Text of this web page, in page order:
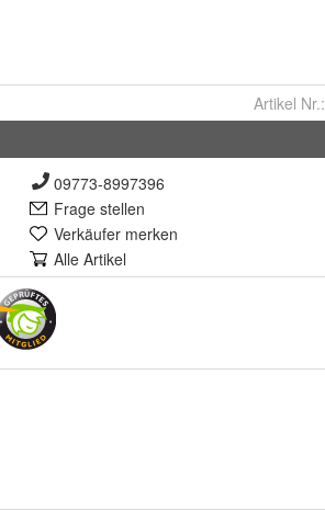
Artikel Nr.:
09773-8997396
Frage stellen
Verkäufer merken
Alle Artikel